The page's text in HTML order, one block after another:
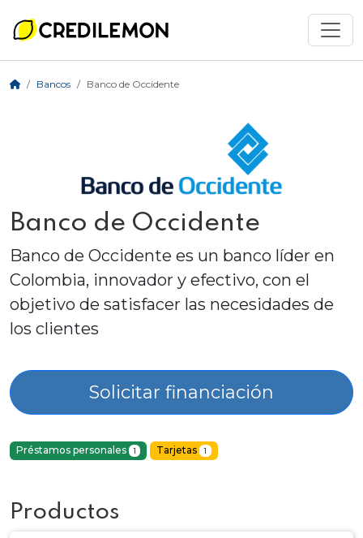
Bancos Banco de Occidente
Banco de Occidente
Banco de Occidente es un banco líder en
Colombia, innovador y efectivo, con el
objetivo de satisfacer las necesidades de
los clientes
Solicitar financiación
Préstamos personales 1 Tarjetas 1
Productos